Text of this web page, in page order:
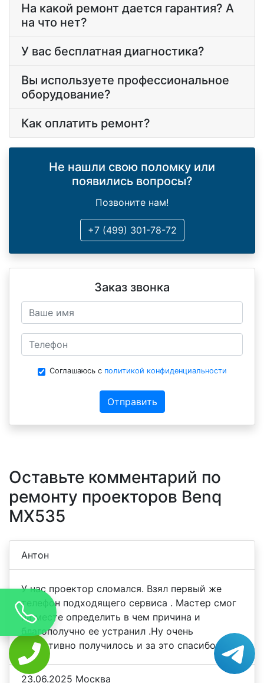
На какой ремонт дается гарантия? А
на что нет?
У вас бесплатная диагностика?
Вы используете профессиональное
оборудование?
Как оплатить ремонт?
Не нашли свою поломку или
появились вопросы?
Позвоните нам!
+7 (499) 301-78-72
Заказ звонка
Соглашаюсь с политикой конфиденциальности
Отправить
Оставьте комментарий по
ремонту проекторов Benq
MX535
Антон
У нас проектор сломался. Взял первый же
телефон подходящего сервиса . Мастер смог
на месте определить в чем причина и
благополучно ее устранил .Ну очень
оперативно получилось и за это спасибо.
23.06.2025 Москва